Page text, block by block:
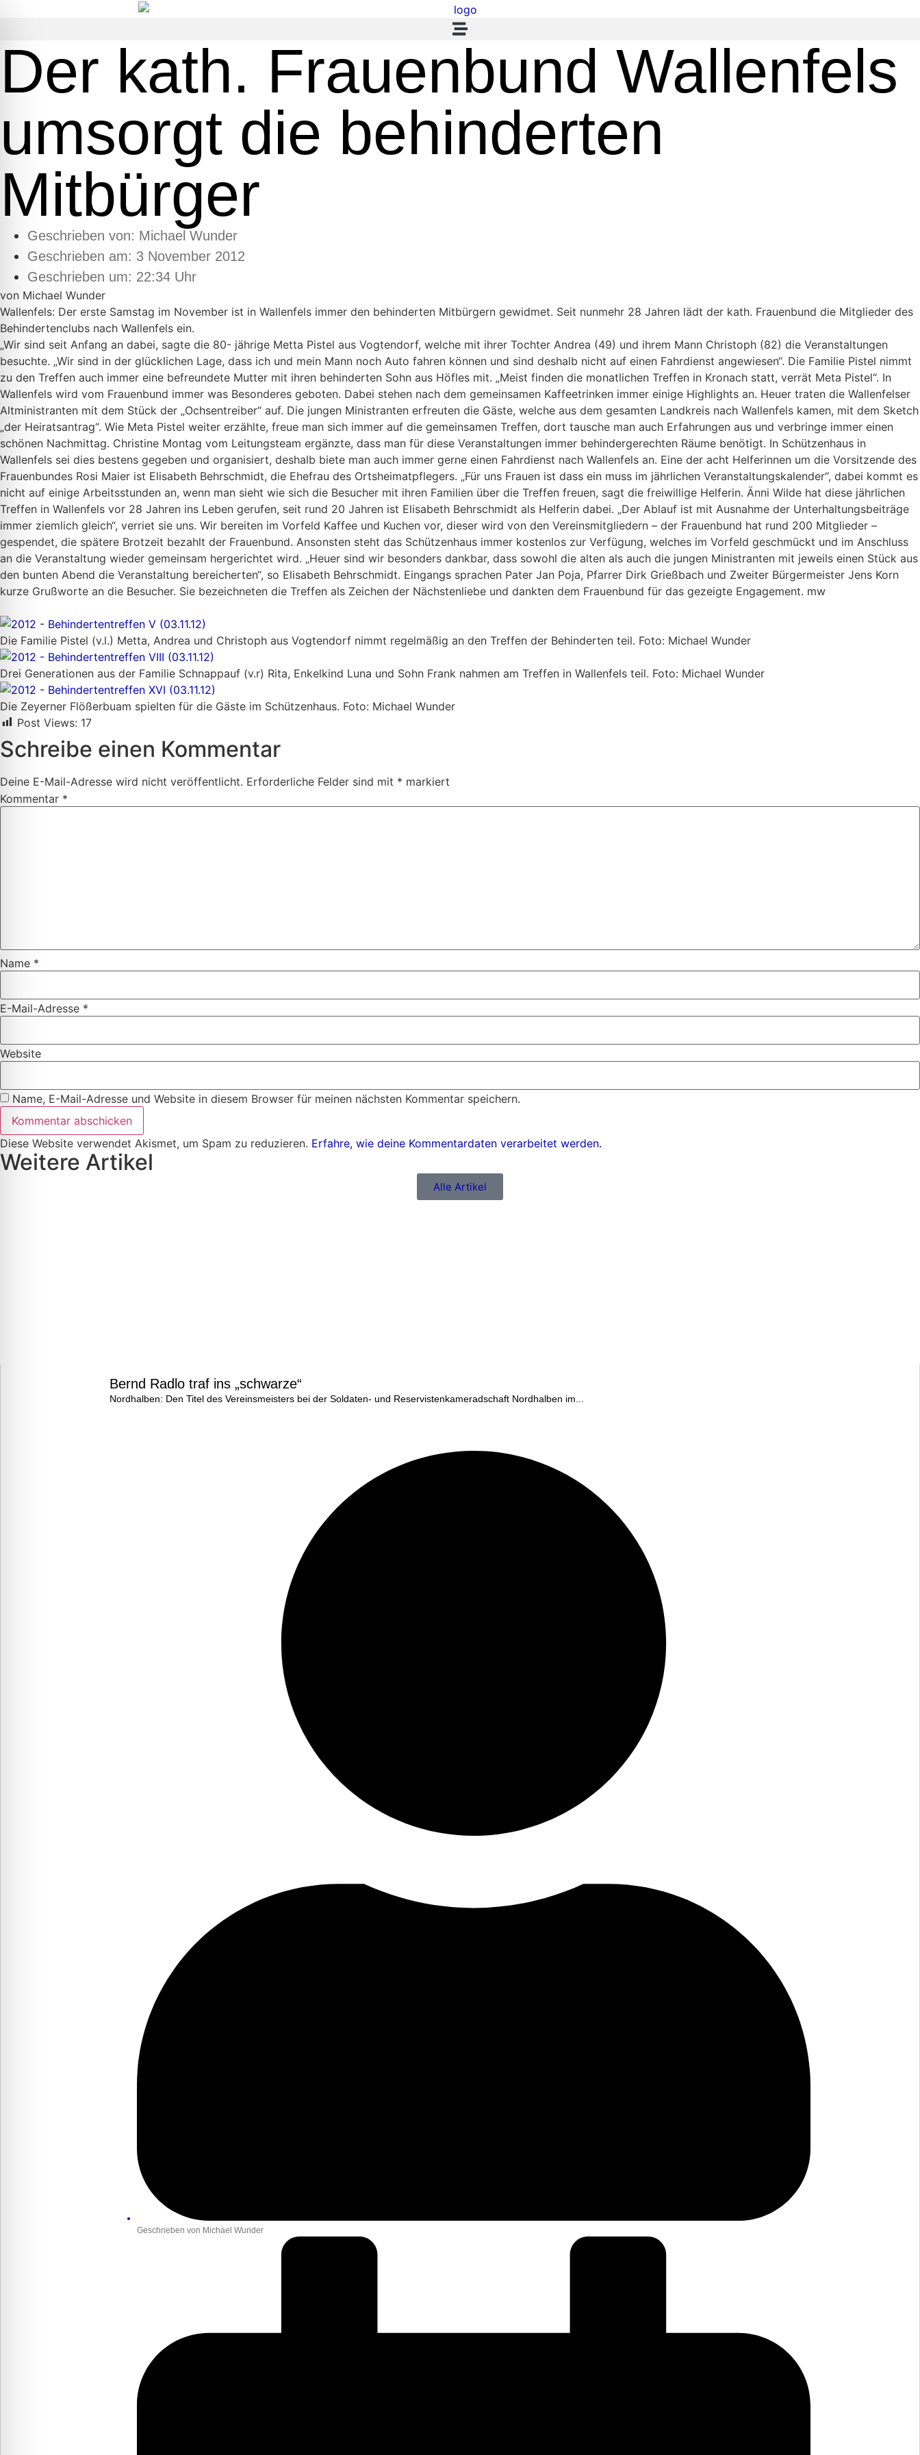
Der kath. Frauenbund Wallenfels
umsorgt die behinderten
Mitbürger
Geschrieben von: Michael Wunder
Geschrieben am: 3 November 2012
Geschrieben um: 22:34 Uhr
von Michael Wunder
Wallenfels: Der erste Samstag im November ist in Wallenfels immer den behinderten Mitbürgern gewidmet. Seit nunmehr 28 Jahren lädt der kath. Frauenbund die Mitglieder des
Behindertenclubs nach Wallenfels ein.
„Wir sind seit Anfang an dabei, sagte die 80- jährige Metta Pistel aus Vogtendorf, welche mit ihrer Tochter Andrea (49) und ihrem Mann Christoph (82) die Veranstaltungen
besuchte. „Wir sind in der glücklichen Lage, dass ich und mein Mann noch Auto fahren können und sind deshalb nicht auf einen Fahrdienst angewiesen“. Die Familie Pistel nimmt
zu den Treffen auch immer eine befreundete Mutter mit ihren behinderten Sohn aus Höfles mit. „Meist finden die monatlichen Treffen in Kronach statt, verrät Meta Pistel“. In
Wallenfels wird vom Frauenbund immer was Besonderes geboten. Dabei stehen nach dem gemeinsamen Kaffeetrinken immer einige Highlights an. Heuer traten die Wallenfelser
Altministranten mit dem Stück der „Ochsentreiber“ auf. Die jungen Ministranten erfreuten die Gäste, welche aus dem gesamten Landkreis nach Wallenfels kamen, mit dem Sketch
„der Heiratsantrag“. Wie Meta Pistel weiter erzählte, freue man sich immer auf die gemeinsamen Treffen, dort tausche man auch Erfahrungen aus und verbringe immer einen
schönen Nachmittag. Christine Montag vom Leitungsteam ergänzte, dass man für diese Veranstaltungen immer behindergerechten Räume benötigt. In Schützenhaus in
Wallenfels sei dies bestens gegeben und organisiert, deshalb biete man auch immer gerne einen Fahrdienst nach Wallenfels an. Eine der acht Helferinnen um die Vorsitzende des
Frauenbundes Rosi Maier ist Elisabeth Behrschmidt, die Ehefrau des Ortsheimatpflegers. „Für uns Frauen ist dass ein muss im jährlichen Veranstaltungskalender“, dabei kommt es
nicht auf einige Arbeitsstunden an, wenn man sieht wie sich die Besucher mit ihren Familien über die Treffen freuen, sagt die freiwillige Helferin. Änni Wilde hat diese jährlichen
Treffen in Wallenfels vor 28 Jahren ins Leben gerufen, seit rund 20 Jahren ist Elisabeth Behrschmidt als Helferin dabei. „Der Ablauf ist mit Ausnahme der Unterhaltungsbeiträge
immer ziemlich gleich“, verriet sie uns. Wir bereiten im Vorfeld Kaffee und Kuchen vor, dieser wird von den Vereinsmitgliedern – der Frauenbund hat rund 200 Mitglieder –
gespendet, die spätere Brotzeit bezahlt der Frauenbund. Ansonsten steht das Schützenhaus immer kostenlos zur Verfügung, welches im Vorfeld geschmückt und im Anschluss
an die Veranstaltung wieder gemeinsam hergerichtet wird. „Heuer sind wir besonders dankbar, dass sowohl die alten als auch die jungen Ministranten mit jeweils einen Stück aus
den bunten Abend die Veranstaltung bereicherten“, so Elisabeth Behrschmidt. Eingangs sprachen Pater Jan Poja, Pfarrer Dirk Grießbach und Zweiter Bürgermeister Jens Korn
kurze Grußworte an die Besucher. Sie bezeichneten die Treffen als Zeichen der Nächstenliebe und dankten dem Frauenbund für das gezeigte Engagement. mw
Die Familie Pistel (v.l.) Metta, Andrea und Christoph aus Vogtendorf nimmt regelmäßig an den Treffen der Behinderten teil. Foto: Michael Wunder
Drei Generationen aus der Familie Schnappauf (v.r) Rita, Enkelkind Luna und Sohn Frank nahmen am Treffen in Wallenfels teil. Foto: Michael Wunder
Die Zeyerner Flößerbuam spielten für die Gäste im Schützenhaus. Foto: Michael Wunder
Post Views: 17
Schreibe einen Kommentar
Deine E-Mail-Adresse wird nicht veröffentlicht. Erforderliche Felder sind mit * markiert
Kommentar *
Name *
E-Mail-Adresse *
Website
Name, E-Mail-Adresse und Website in diesem Browser für meinen nächsten Kommentar speichern.
Diese Website verwendet Akismet, um Spam zu reduzieren. Erfahre, wie deine Kommentardaten verarbeitet werden.
Weitere Artikel
Alle Artikel
Bernd Radlo traf ins „schwarze“
Nordhalben: Den Titel des Vereinsmeisters bei der Soldaten- und Reservistenkameradschaft Nordhalben im...
Geschrieben von Michael Wunder